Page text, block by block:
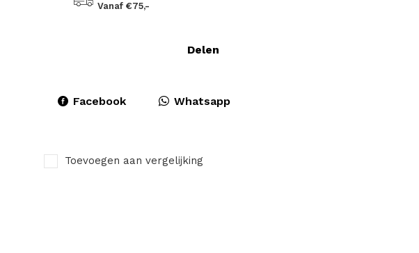
Vanaf €75,-
Delen
Facebook Whatsapp
Toevoegen aan vergelijking